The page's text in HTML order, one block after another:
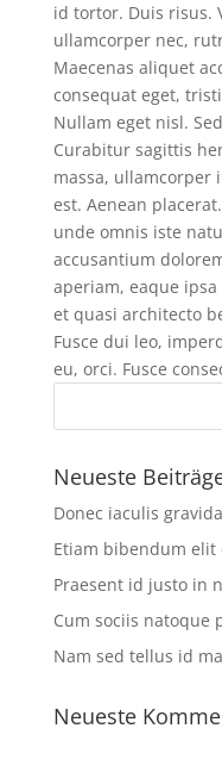
id tortor. Duis risus.
ullamcorper nec,
Maecenas aliquet
consequat eget,
Nullam eget nisl.
Curabitur sagittis
massa, ullamcorper
est. Aenean
unde omnis iste
accusantium
aperiam, eaque
et quasi architecto
Fusce dui leo,
eu, orci. Fusce
Neueste
Donec iaculis
Etiam bibendum elit
Praesent id justo in
Cum sociis natoque
Nam sed tellus id
Neueste